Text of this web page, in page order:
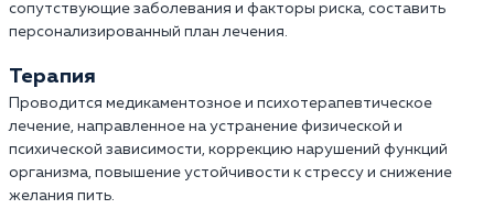
сопутствующие заболевания и факторы риска, составить
персонализированный план лечения.
Терапия
Проводится медикаментозное и психотерапевтическое
лечение, направленное на устранение физической и
психической зависимости, коррекцию нарушений функций
организма, повышение устойчивости к стрессу и снижение
желания пить.